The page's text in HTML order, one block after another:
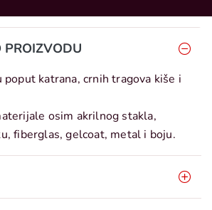
PROIZVODU
katrana, crnih tragova kiše i
osim akrilnog stakla,
fiberglas, gelcoat, metal i boju.